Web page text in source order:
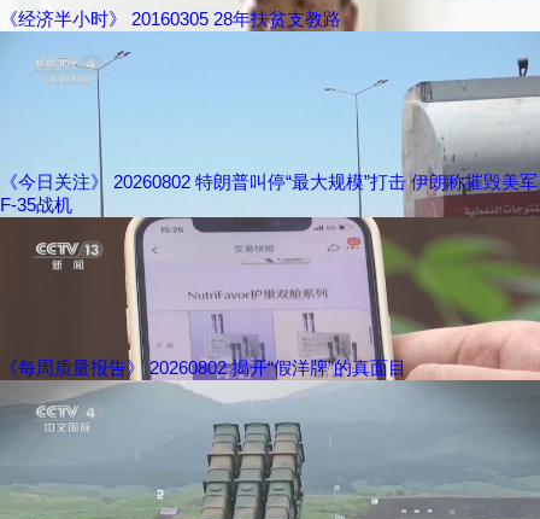
《经济半小时》 20160305 28年扶贫支教路
《今日关注》 20260802 特朗普叫停“最大规模”打击 伊朗称摧毁美军
F-35战机
《每周质量报告》 20260802 揭开“假洋牌”的真面目